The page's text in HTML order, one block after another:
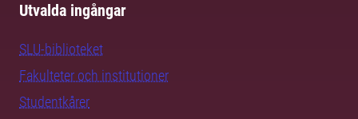
Utvalda ingångar
SLU-biblioteket
Fakulteter och institutioner
Studentkårer